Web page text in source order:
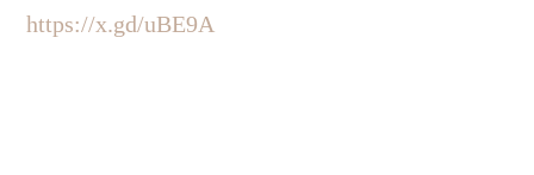
https://x.gd/uBE9A